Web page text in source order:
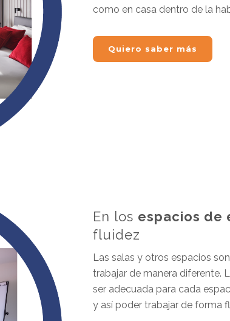
como en casa dentro de la
Quiero saber más
En los espacios de
fluidez
Las salas y otros espacios
trabajar de manera diferente.
ser adecuada para cada
y así poder trabajar de forma